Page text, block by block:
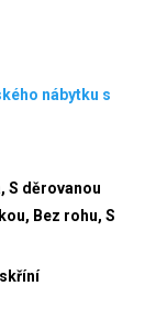
nábytku s
S děrovanou
Bez rohu, S